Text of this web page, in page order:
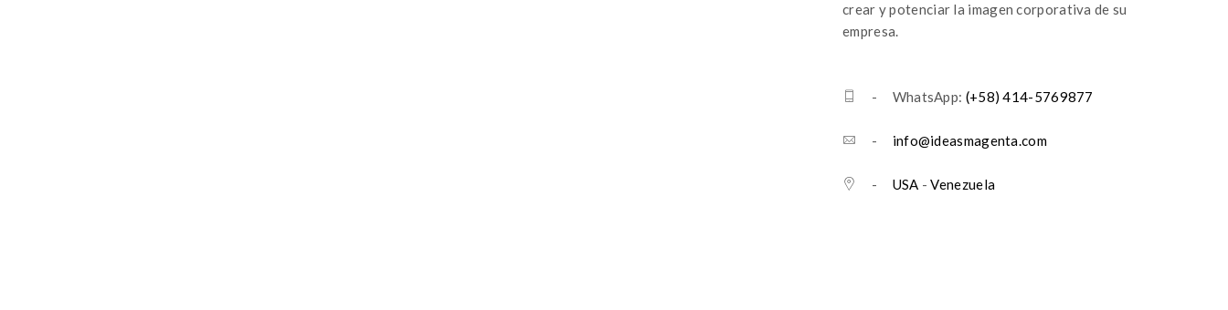
crear y potenciar la imagen corporativa de su
empresa.
- WhatsApp: (+58) 414-5769877
- info@ideasmagenta.com
- USA -Venezuela